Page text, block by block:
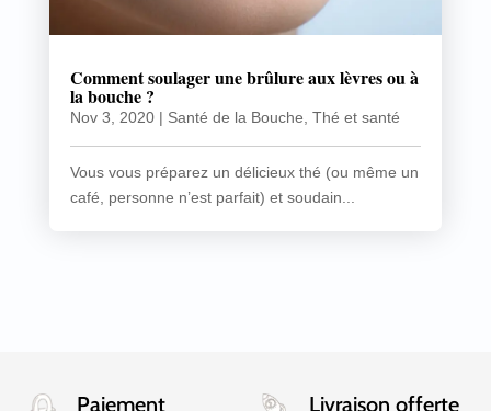
Comment soulager une brûlure aux lèvres ou à
la bouche ?
Nov 3, 2020| Santé de la Bouche Thé et santé
Vous vous préparez un délicieux thé (ou même un
café, personne n’est parfait) et soudain...
Paiement
Livraison offerte